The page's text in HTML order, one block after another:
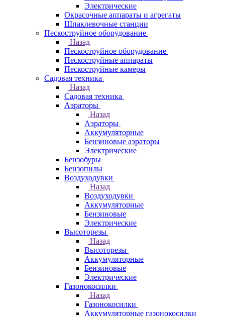
Электрические
Окрасочные аппараты и агрегаты
Шпаклевочные станции
Пескоструйное оборудование
Назад
Пескоструйное оборудование
Пескоструйные аппараты
Пескоструйные камеры
Садовая техника
Назад
Садовая техника
Аэраторы
Назад
Аэраторы
Аккумуляторные
Бензиновые аэраторы
Электрические
Бензобуры
Бензопилы
Воздуходувки
Назад
Воздуходувки
Аккумуляторные
Бензиновые
Электрические
Высоторезы
Назад
Высоторезы
Аккумуляторные
Бензиновые
Электрические
Газонокосилки
Назад
Газонокосилки
Аккумуляторные газонокосилки